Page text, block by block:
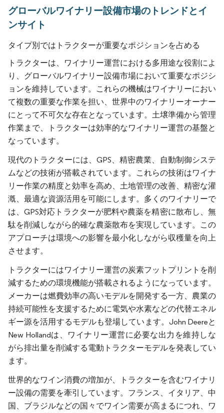
グローバルワイナリー設備市場のトレンドとイ
ンサイト
タイプ別ではトラクターが重要なポジションを占める
トラクターは、ワイナリー運営における多用途な役割によ
り、グローバルワイナリー設備市場において重要なポジシ
ョンを維持しています。これらの機械はワイナリーにおい
て複数の重要な作業を担い、世界中のワイナリーオーナー
にとって不可欠な存在となっています。土壌準備から管理
作業まで、トラクターは効率的なワイナリー運営の基盤と
なっています。
現代のトラクターには、GPS、精密農業、自動制御システ
ムなどの技術が搭載されています。これらの技術はワイナ
リー作業の精度と効率を高め、土地管理の改善、精密な灌
漑、最適な資源活用を可能にします。多くのワイナリーで
は、GPS対応トラクターが肥料や農薬を精密に散布し、無
駄を削減しながら的確な農薬散布を実現しています。この
アプローチは環境への影響を最小化しながら収穫量を向上
させます。
トラクターにはワイナリー運営の炭素フットプリントを削
減するための環境機能が搭載されるようになっています。
メーカーは燃費効率の高いモデルを開発する一方、農業の
持続可能性を支援するために電気や水素などの代替エネル
ギー源を活用するモデルも登場しています。John Deereと
New Hollandは、ワイナリー運営に必要な出力を維持しな
がら排出量を削減する電動トラクターモデルを発表してい
ます。
世界的なワイン消費の増加が、トラクターを含むワイナリ
ー設備の需要を牽引しています。フランス、イタリア、中
国、ブラジルなどの国々でワイン需要が高まるにつれ、ワ